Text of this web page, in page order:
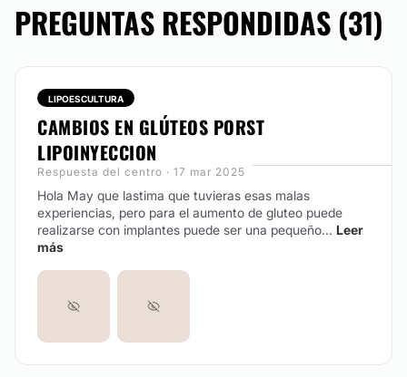
PREGUNTAS RESPONDIDAS (31)
LIPOESCULTURA
CAMBIOS EN GLÚTEOS PORST
LIPOINYECCION
Respuesta del centro · 17 mar 2025
Hola May que lastima que tuvieras esas malas
experiencias, pero para el aumento de gluteo puede
realizarse con implantes puede ser una pequeño... Leer
más